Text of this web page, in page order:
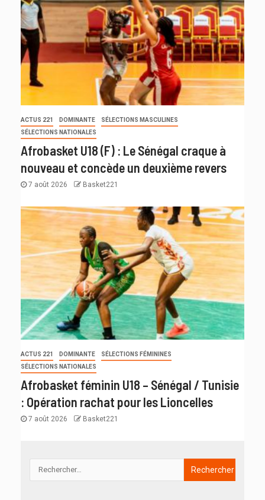
ACTUS 221 DOMINANTE
SÉLECTIONS MASCULINES
SÉLECTIONS NATIONALES
Afrobasket U18 (F) : Le Sénégal craque à
nouveau et concède un deuxième revers
7 août 2026 Basket221
ACTUS 221 DOMINANTE
SÉLECTIONS FÉMININES
SÉLECTIONS NATIONALES
Afrobasket féminin U18 – Sénégal / Tunisie
: Opération rachat pour les Lioncelles
7 août 2026 Basket221